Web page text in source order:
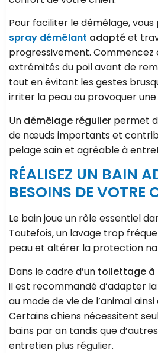
Pour faciliter le démêlage, vous
spray démêlant adaptéet
progressivement.
extrémités du poil avant de
tout en évitant les gestes
irriter la peau ou provoquer une
Un démêlage régulier permet
de nœuds importants et
pelage sain et agréable à
RÉALISEZ UN BAIN
BESOINS DE VOTRE
Le bain joue un rôle essentiel
Toutefois, un lavage trop
peau et altérer la protection
Dans le cadre d’un toilettage à
il est recommandé d’adapter
au mode de vie de l’animal
Certains chiens nécessitent
bains par an tandis que
entretien plus régulier.